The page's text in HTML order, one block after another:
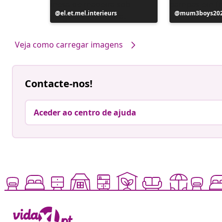
Postagem
publicada
el.et.mel.interieurs
Postagem
publicada
Veja como carregar imagens
Contacte-nos!
Aceder ao centro de ajuda